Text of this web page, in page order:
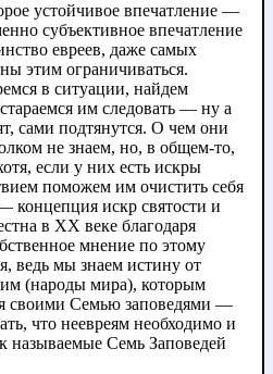
устойчивое впечатление —
субъективное впечатление
евреев, даже самых
этим ограничиваться.
в ситуации, найдем
им следовать — ну а
сами подтянутся. О чем они
не знаем, но, в общем-то,
если у них есть искры
поможем им очистить себя
концепция искр святости и
в XX веке благодаря
мнение по этому
ведь мы знаем истину от
(народы мира), которым
своими Семью заповедями —
что неевреям необходимо и
называемые Семь Заповедей